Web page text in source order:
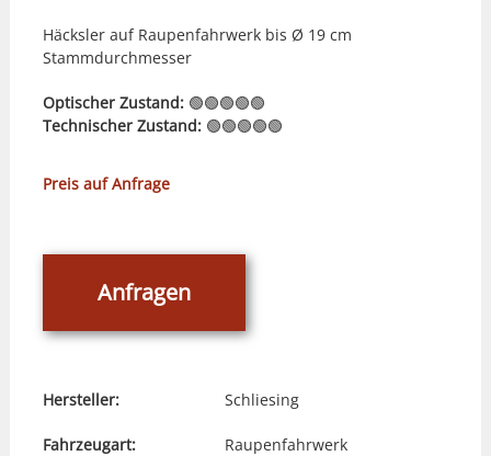
Häcksler auf Raupenfahrwerk bis Ø 19 cm
Stammdurchmesser
Optischer Zustand:🟢🟢🟢🟢🟢
Technischer Zustand:🟢🟢🟢🟢🟢
Preis auf Anfrage
Anfragen
Hersteller: Schliesing
Fahrzeugart: Raupenfahrwerk